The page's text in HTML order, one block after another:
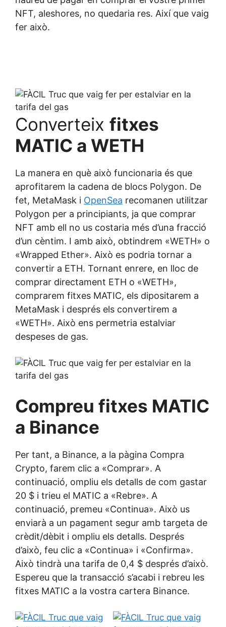
NFT, aleshores, no quedaria res. Així que vaig
fer això.
Converteix fitxes
MATIC a WETH
La manera en què això funcionaria és que
aprofitarem la cadena de blocs Polygon. De
fet, MetaMask i OpenSea recomanen utilitzar
Polygon per a principiants, ja que comprar
NFT amb ell no us costaria més d’una fracció
d’un cèntim. I amb això, obtindrem «WETH» o
«Wrapped Ether». Això es podria tornar a
convertir a ETH. Tornant enrere, en lloc de
comprar directament ETH o «WETH»,
comprarem fitxes MATIC, els dipositarem a
MetaMask i després els convertirem a
«WETH». Això ens permetria estalviar
despeses de gas.
Compreu fitxes MATIC
a Binance
Per tant, a Binance, a la pàgina Compra
Crypto, farem clic a «Comprar». A
continuació, ompliu els detalls de com gastar
20 $ i trieu el MATIC a «Rebre». A
continuació, premeu «Continua». Això us
enviarà a un pagament segur amb targeta de
crèdit/dèbit i ompliu els detalls. Després
d’això, feu clic a «Continua» i «Confirma».
Això tindrà una tarifa de 0,4 $ després d’això.
Espereu que la transacció s’acabi i rebreu les
fitxes MATIC a la vostra cartera Binance.